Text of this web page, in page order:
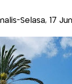
Selasa, 17